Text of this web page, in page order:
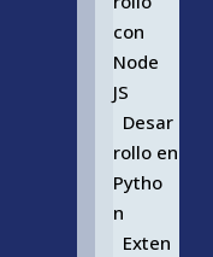
con
Node
JS
Desar
rollo en
Pytho
n
Exten